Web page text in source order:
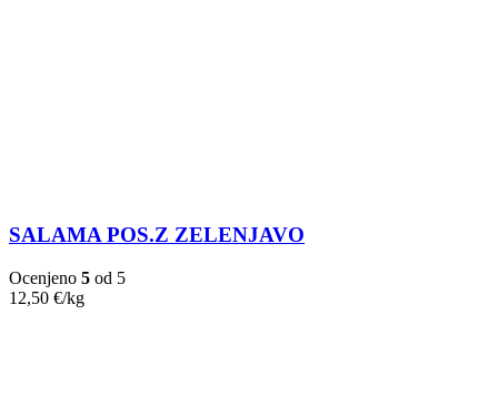
SALAMA POS.Z ZELENJAVO
Ocenjeno 5 od 5
12,50 €/kg